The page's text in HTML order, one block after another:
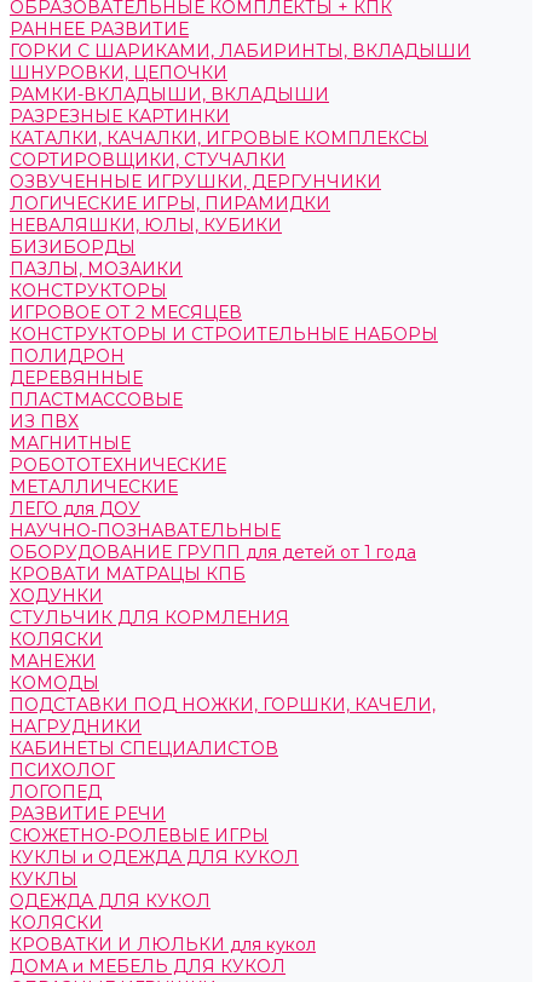
ОБРАЗОВАТЕЛЬНЫЕ КОМПЛЕКТЫ + КПК
РАННЕЕ РАЗВИТИЕ
ГОРКИ С ШАРИКАМИ, ЛАБИРИНТЫ, ВКЛАДЫШИ
ШНУРОВКИ, ЦЕПОЧКИ
РАМКИ-ВКЛАДЫШИ, ВКЛАДЫШИ
РАЗРЕЗНЫЕ КАРТИНКИ
КАТАЛКИ, КАЧАЛКИ, ИГРОВЫЕ КОМПЛЕКСЫ
СОРТИРОВЩИКИ, СТУЧАЛКИ
ОЗВУЧЕННЫЕ ИГРУШКИ, ДЕРГУНЧИКИ
ЛОГИЧЕСКИЕ ИГРЫ, ПИРАМИДКИ
НЕВАЛЯШКИ, ЮЛЫ, КУБИКИ
БИЗИБОРДЫ
ПАЗЛЫ, МОЗАИКИ
КОНСТРУКТОРЫ
ИГРОВОЕ ОТ 2 МЕСЯЦЕВ
КОНСТРУКТОРЫ И СТРОИТЕЛЬНЫЕ НАБОРЫ
ПОЛИДРОН
ДЕРЕВЯННЫЕ
ПЛАСТМАССОВЫЕ
ИЗ ПВХ
МАГНИТНЫЕ
РОБОТОТЕХНИЧЕСКИЕ
МЕТАЛЛИЧЕСКИЕ
ЛЕГО для ДОУ
НАУЧНО-ПОЗНАВАТЕЛЬНЫЕ
ОБОРУДОВАНИЕ ГРУПП для детей от 1 года
КРОВАТИ МАТРАЦЫ КПБ
ХОДУНКИ
СТУЛЬЧИК ДЛЯ КОРМЛЕНИЯ
КОЛЯСКИ
МАНЕЖИ
КОМОДЫ
ПОДСТАВКИ ПОД НОЖКИ, ГОРШКИ, КАЧЕЛИ,
НАГРУДНИКИ
КАБИНЕТЫ СПЕЦИАЛИСТОВ
ПСИХОЛОГ
ЛОГОПЕД
РАЗВИТИЕ РЕЧИ
СЮЖЕТНО-РОЛЕВЫЕ ИГРЫ
КУКЛЫ и ОДЕЖДА ДЛЯ КУКОЛ
КУКЛЫ
ОДЕЖДА ДЛЯ КУКОЛ
КОЛЯСКИ
КРОВАТКИ И ЛЮЛЬКИ для кукол
ДОМА и МЕБЕЛЬ ДЛЯ КУКОЛ